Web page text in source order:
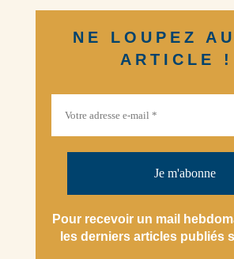
NE LOUPEZ
ARTICLE !
Pour recevoir un mail
les derniers articles publiés